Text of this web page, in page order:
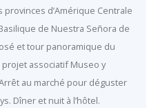
provinces d’Amérique Centrale
de Nuestra Señora de
et tour panoramique du
associatif Museo y
au marché pour déguster
Dîner et nuit à l’hôtel.